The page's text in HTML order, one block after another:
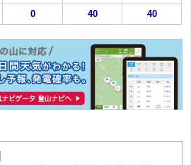
0 40 40